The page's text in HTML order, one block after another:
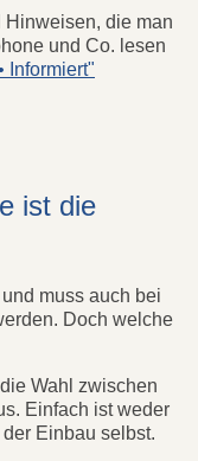
Hinweisen, die man
und Co. lesen
Informiert"
ist die
muss auch bei
Doch welche
Wahl zwischen
Einfach ist weder
Einbau selbst.